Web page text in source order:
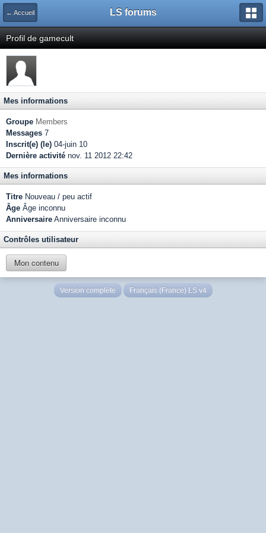
← Accueil LS forums
Profil de gamecult
Mes informations
Groupe Members
Messages 7
Inscrit(e) (le) 04-juin 10
Dernière activité nov. 11 2012 22:42
Mes informations
Titre Nouveau / peu actif
Âge Âge inconnu
Anniversaire Anniversaire inconnu
Contrôles utilisateur
Mon contenu
Version complète Français (France) LS v4